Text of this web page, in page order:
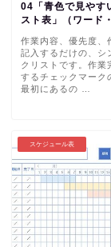
04「青色で見やす
スト表」（ワード
作業内容、優先度、
記入するだけの、シ
クリストです。作業
するチェックマーク
最初にあるの …
スケジュール表